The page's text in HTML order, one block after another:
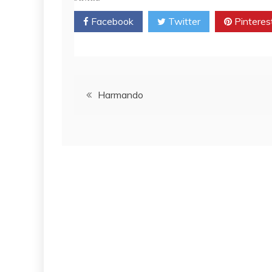
Facebook Twitter
PostHarmando